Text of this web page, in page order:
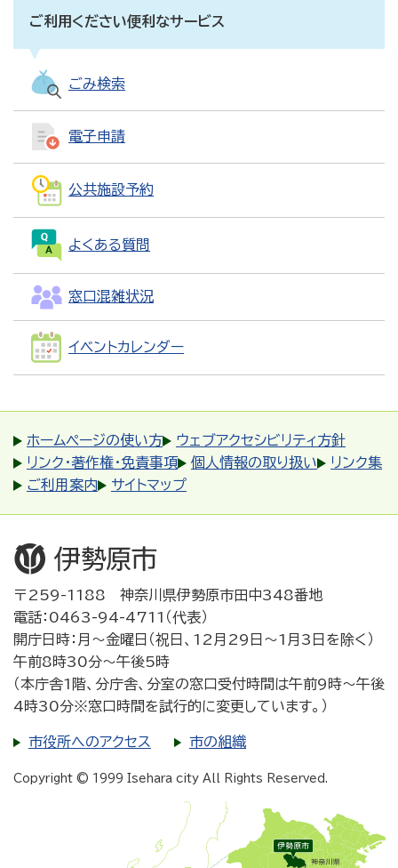
ご利用ください便利なサービス
ごみ検索
電子申請
公共施設予約
よくある質問
窓口混雑状況
イベントカレンダー
ホームページの使い方
ウェブアクセシビリティ方針
リンク・著作権・免責事項
個人情報の取り扱い
リンク集
ご利用案内
サイトマップ
〒259-1188 神奈川県伊勢原市田中348番地
電話：0463-94-4711（代表）
開庁日時：月～金曜日（祝日、12月29日～1月3日を除く）
午前8時30分～午後5時
（本庁舎1階、分庁舎、分室の窓口受付時間は午前9時～午後
4時30分※窓口時間を試行的に変更しています。）
市役所へのアクセス 市の組織
Copyright © 1999 Isehara city All Rights Reserved.